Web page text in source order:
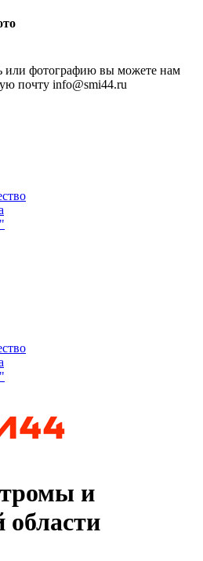
или фотографию вы можете нам
почту info@smi44.ru
и
области